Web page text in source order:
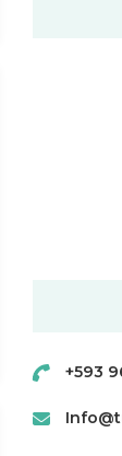
+593